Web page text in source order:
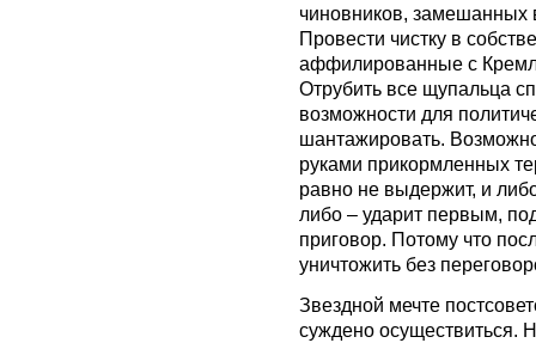
чиновников, замешанных
Провести чистку в
аффилированные с
Отрубить все щупальца
возможности для
шантажировать.
руками прикормленных
равно не выдержит, и
либо – ударит первым,
приговор. Потому что
уничтожить без
Звездной мечте
суждено осуществиться.